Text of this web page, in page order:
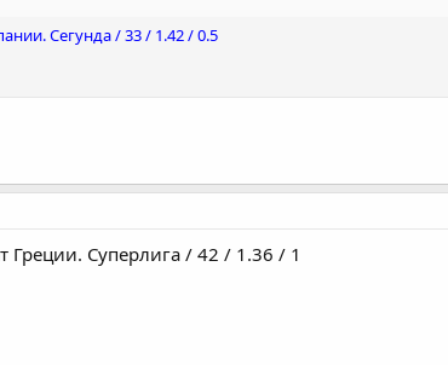
Сегунда / 33 / 1.42 / 0.5
Суперлига / 42 / 1.36 / 1